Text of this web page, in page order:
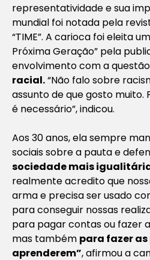
representatividade e sua
mundial foi notada pela
“TIME”. A carioca foi eleita
Próxima Geração” pela
envolvimento com a
racial.“Não falo sobre
assunto de que gosto muito.
é necessário”, indicou.
Aos 30 anos, ela sempre
sociais sobre a pauta e
sociedade mais
realmente acredito que
arma e precisa ser usado
para conseguir nossas
para pagar contas ou fazer
mas também para fazer as
aprenderem”, afirmou a